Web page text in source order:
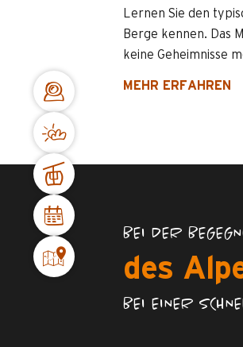
Lernen Sie den
Berge kennen. Das
keine Geheimnisse
MEHR ERFAHREN
BEI DER
des
BEI EINER